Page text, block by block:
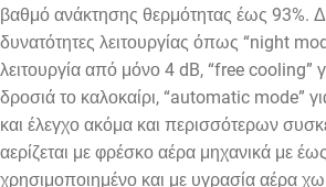
βαθμό ανάκτησης θερμότητας έως 93%.
δυνατότητες λειτουργίας όπως “night
λειτουργία από μόνο 4 dB, “free cooling”
δροσιά το καλοκαίρι, “automatic mode”
και έλεγχο ακόμα και περισσότερων
αερίζεται με φρέσκο αέρα μηχανικά με
χρησιμοποιημένο και με υγρασία αέρα